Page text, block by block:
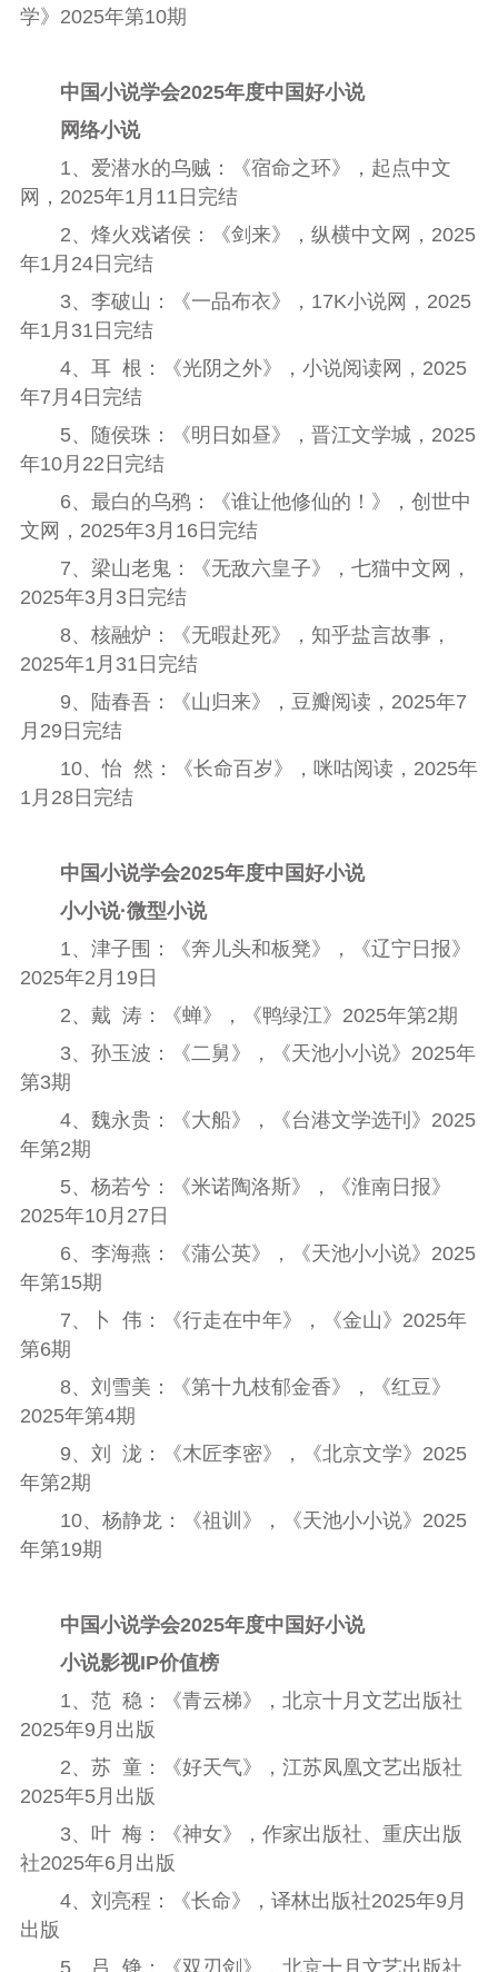
学》 2025年第10期
中国小说学会2025年度中国好小说
网络小说
1、爱潜水的乌贼：《宿命之环》，起点中文
网， 2025年1 月 11 日完结
2、烽火戏诸侯：《剑来》，纵横中文网， 2025
年1 月 24日完结
3、李破山：《一品布衣》， 17K小说网， 2025
年1 月 31 日完结
4、耳 根：《光阴之外》，小说阅读网， 2025
年7 月 4日完结
5、随侯珠：《明日如昼》，晋江文学城， 2025
年10月 22 日完结
6、最白的乌鸦：《谁让他修仙的！》，创世中
文网， 2025年3月 16日完结
7、梁山老鬼：《无敌六皇子》，七猫中文网，
2025年3月 3日完结
8、核融炉：《无暇赴死》，知乎盐言故事，
2025年1 月 31 日完结
9、陆春吾：《山归来》，豆瓣阅读， 2025年7
月 29 日完结
10、怡 然：《长命百岁》，咪咕阅读， 2025年
1 月 28日完结
中国小说学会2025年度中国好小说
小小说·微型小说
1、津子围：《奔儿头和板凳》，《辽宁日报》
2025年2 月 19 日
2、戴 涛：《蝉》，《鸭绿江》 2025年第2期
3、孙玉波：《二舅》，《天池小小说》 2025年
第3期
4、魏永贵：《大船》，《台港文学选刊》 2025
年第2期
5、杨若兮：《米诺陶洛斯》，《淮南日报》
2025年10月 27 日
6、李海燕：《蒲公英》，《天池小小说》 2025
年第15期
7、卜 伟：《行走在中年》，《金山》 2025年
第6期
8、刘雪美：《第十九枝郁金香》，《红豆》
2025年第4期
9、刘 泷：《木匠李密》，《北京文学》 2025
年第2期
10、杨静龙：《祖训》，《天池小小说》 2025
年第19期
中国小说学会2025年度中国好小说
小说影视IP价值榜
1、范 稳：《青云梯》，北京十月文艺出版社
2025年9 月出版
2、苏 童：《好天气》，江苏凤凰文艺出版社
2025年5月出版
3、叶 梅：《神女》，作家出版社、重庆出版
社2025年6月出版
4、刘亮程：《长命》，译林出版社2025年9 月
出版
5、吕 铮：《双刃剑》，北京十月文艺出版社